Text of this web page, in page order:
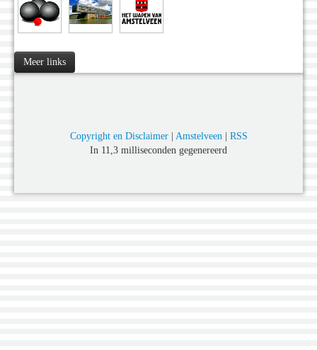
Meer links
Copyright en Disclaimer| Amstelveen| RSS
In 11,3 milliseconden gegenereerd